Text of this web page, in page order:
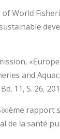
of World
and
11, S. 26,
de la santé